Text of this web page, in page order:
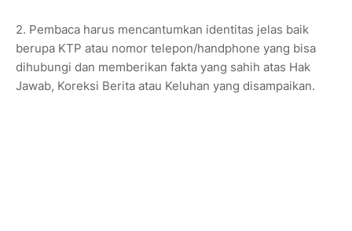
2. Pembaca harus mencantumkan identitas jelas baik
berupa KTP atau nomor telepon/handphone yang bisa
dihubungi dan memberikan fakta yang sahih atas Hak
Jawab, Koreksi Berita atau Keluhan yang disampaikan.